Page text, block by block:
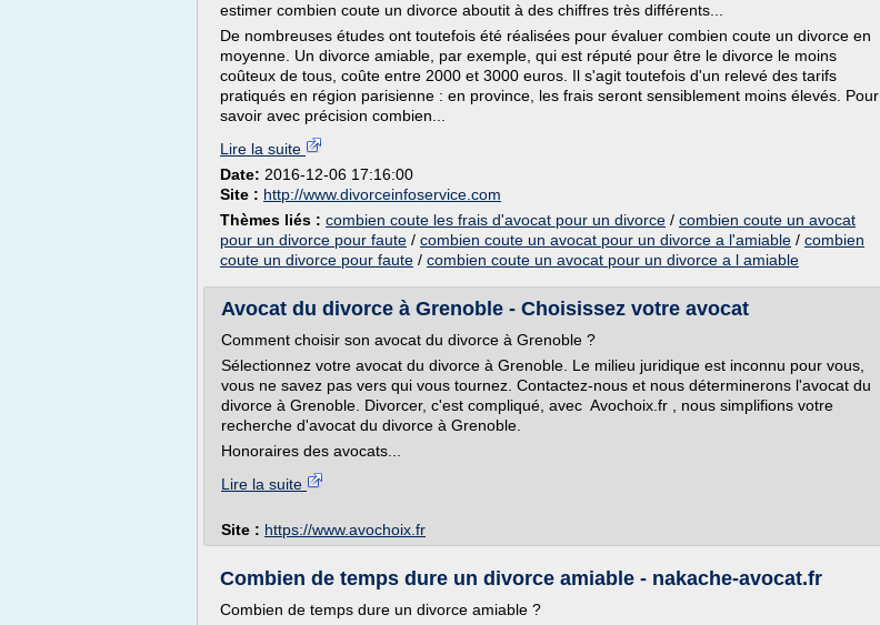
estimer combien coute un divorce aboutit à des chiffres très différents...
De nombreuses études ont toutefois été réalisées pour évaluer combien coute un divorce en
moyenne. Un divorce amiable, par exemple, qui est réputé pour être le divorce le moins
coûteux de tous, coûte entre 2000 et 3000 euros. Il s'agit toutefois d'un relevé des tarifs
pratiqués en région parisienne : en province, les frais seront sensiblement moins élevés. Pour
savoir avec précision combien...
Lire la suite
Date: 2016-12-06 17:16:00
Site : http://www.divorceinfoservice.com
Thèmes liés : combien coute les frais d'avocat pour un divorce / combien coute un avocat
pour un divorce pour faute / combien coute un avocat pour un divorce a l'amiable / combien
coute un divorce pour faute / combien coute un avocat pour un divorce a l amiable
Avocat du divorce à Grenoble - Choisissez votre avocat
Comment choisir son avocat du divorce à Grenoble ?
Sélectionnez votre avocat du divorce à Grenoble. Le milieu juridique est inconnu pour vous,
vous ne savez pas vers qui vous tournez. Contactez-nous et nous déterminerons l'avocat du
divorce à Grenoble. Divorcer, c'est compliqué, avec Avochoix.fr , nous simplifions votre
recherche d'avocat du divorce à Grenoble.
Honoraires des avocats...
Lire la suite
Site : https://www.avochoix.fr
Combien de temps dure un divorce amiable - nakache-avocat.fr
Combien de temps dure un divorce amiable ?